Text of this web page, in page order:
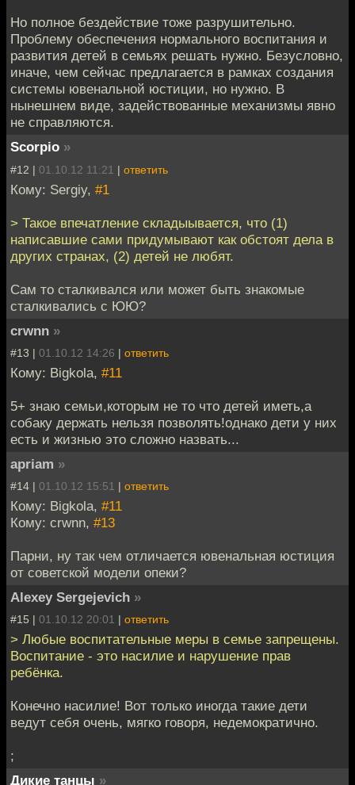
Но полное бездействие тоже разрушительно.
Проблему обеспечения нормального воспитания и
развития детей в семьях решать нужно. Безусловно,
иначе, чем сейчас предлагается в рамках создания
системы ювенальной юстиции, но нужно. В
нынешнем виде, задействованные механизмы явно
не справляются.
Scorpio »
#12 | 01.10.12 11:21 | ответить
Кому: Sergiy, #1
> Такое впечатление складыывается, что (1)
написавшие сами придумывают как обстоят дела в
других странах, (2) детей не любят.
Сам то сталкивался или может быть знакомые
сталкивались с ЮЮ?
crwnn »
#13 | 01.10.12 14:26 | ответить
Кому: Bigkola, #11
5+ знаю семьи,которым не то что детей иметь,а
собаку держать нельзя позволять!однако дети у них
есть и жизнью это сложно назвать...
apriam »
#14 | 01.10.12 15:51 | ответить
Кому: Bigkola, #11
Кому: crwnn, #13
Парни, ну так чем отличается ювенальная юстиция
от советской модели опеки?
Alexey Sergejevich »
#15 | 01.10.12 20:01 | ответить
> Любые воспитательные меры в семье запрещены.
Воспитание - это насилие и нарушение прав
ребёнка.
Конечно насилие! Вот только иногда такие дети
ведут себя очень, мягко говоря, недемократично.
;
Дикие танцы »